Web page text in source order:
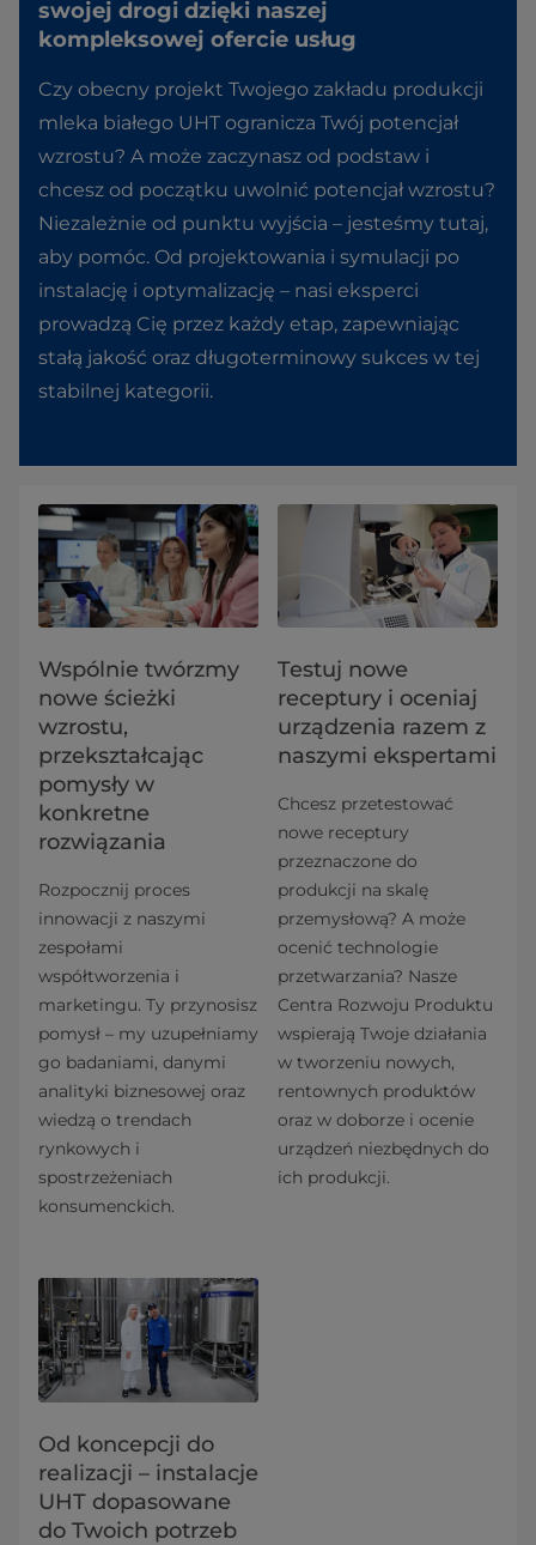
swojej drogi dzięki naszej
kompleksowej ofercie usług
Czy obecny projekt Twojego zakładu produkcji
mleka białego UHT ogranicza Twój potencjał
wzrostu? A może zaczynasz od podstaw i
chcesz od początku uwolnić potencjał wzrostu?
Niezależnie od punktu wyjścia – jesteśmy tutaj,
aby pomóc. Od projektowania i symulacji po
instalację i optymalizację – nasi eksperci
prowadzą Cię przez każdy etap, zapewniając
stałą jakość oraz długoterminowy sukces w tej
stabilnej kategorii.
Wspólnie twórzmy
nowe ścieżki
wzrostu,
przekształcając
pomysły w
konkretne
rozwiązania
Rozpocznij proces
innowacji z naszymi
zespołami
współtworzenia i
marketingu. Ty przynosisz
pomysł – my uzupełniamy
go badaniami, danymi
analityki biznesowej oraz
wiedzą o trendach
rynkowych i
spostrzeżeniach
konsumenckich.
Testuj nowe
receptury i oceniaj
urządzenia razem z
naszymi ekspertami
Chcesz przetestować
nowe receptury
przeznaczone do
produkcji na skalę
przemysłową? A może
ocenić technologie
przetwarzania? Nasze
Centra Rozwoju Produktu
wspierają Twoje działania
w tworzeniu nowych,
rentownych produktów
oraz w doborze i ocenie
urządzeń niezbędnych do
ich produkcji.
Od koncepcji do
realizacji – instalacje
UHT dopasowane
do Twoich potrzeb